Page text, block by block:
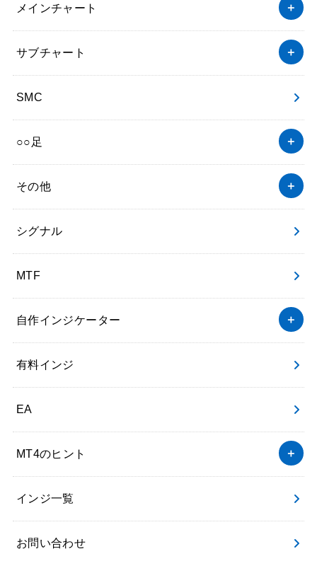
メインチャート
サブチャート
SMC
○○足
その他
シグナル
MTF
自作インジケーター
有料インジ
EA
MT4のヒント
インジ一覧
お問い合わせ